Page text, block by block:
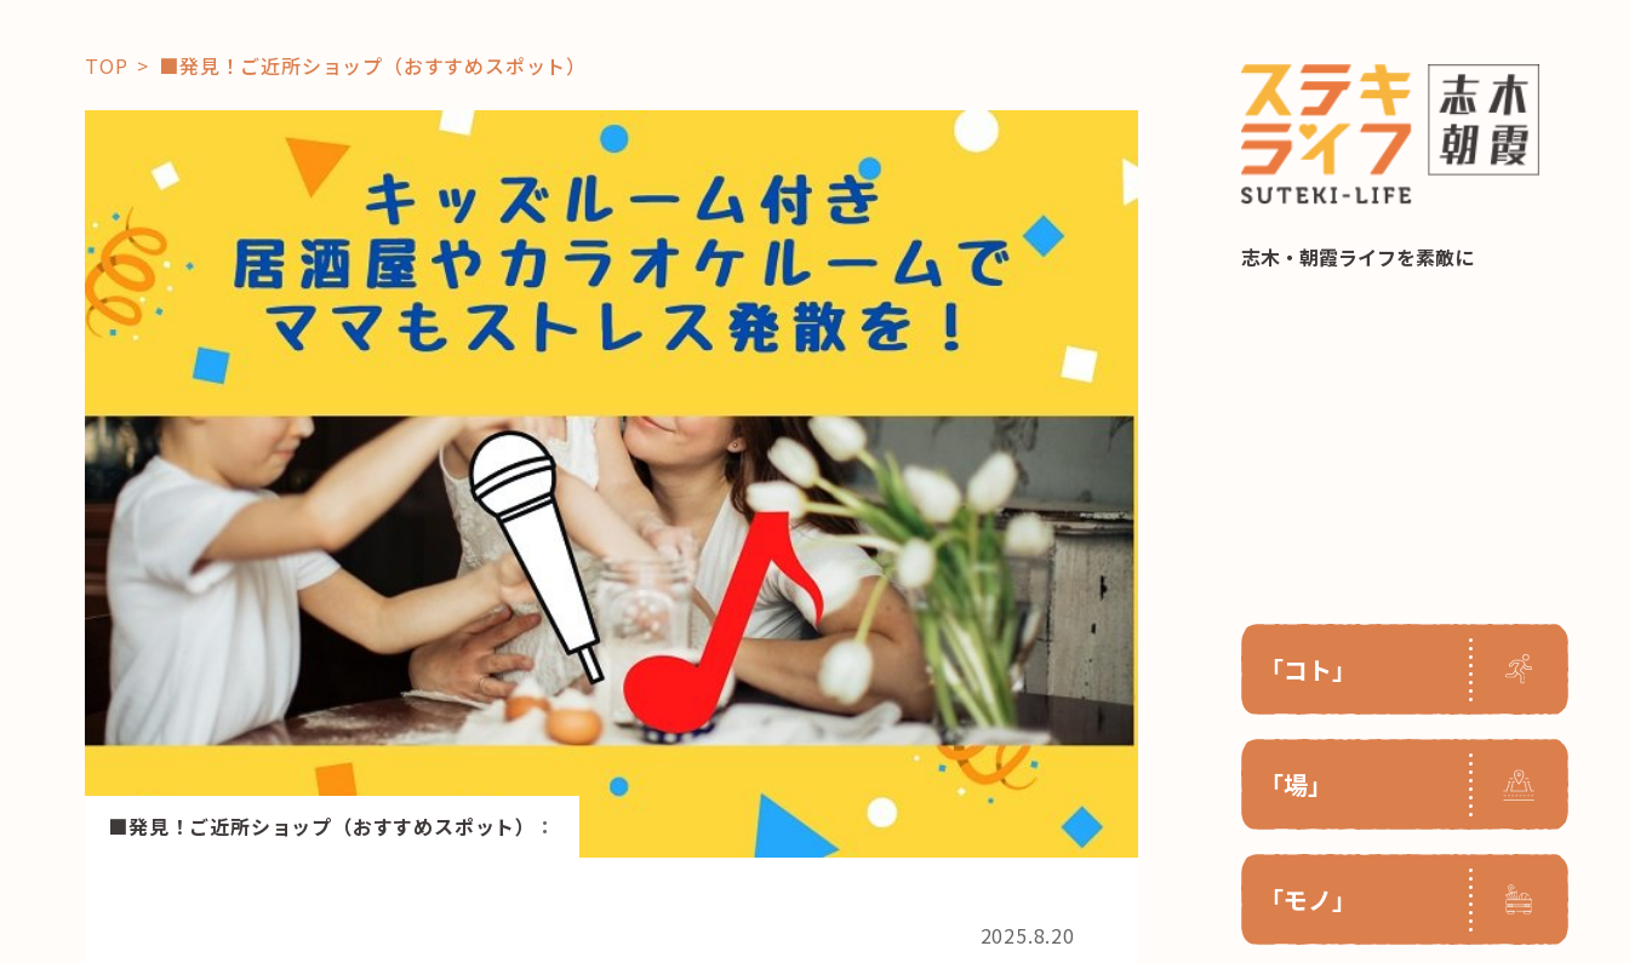
志木・朝霞ライフを素敵に
「コト」
「場」
「モノ」
「コト」
子育て
暮らし
おすすめ
学び・教育
「場」
HAREL
HAREL
活用事例
「モノ」
fleXe リノベ事例
「ひと」
これからの暮らし 住み替え相談
記事検索
TOP ■発見！ご近所ショップ（おすすめスポット）
■発見！ご近所ショップ（おすすめスポット） ：
2025.8.20